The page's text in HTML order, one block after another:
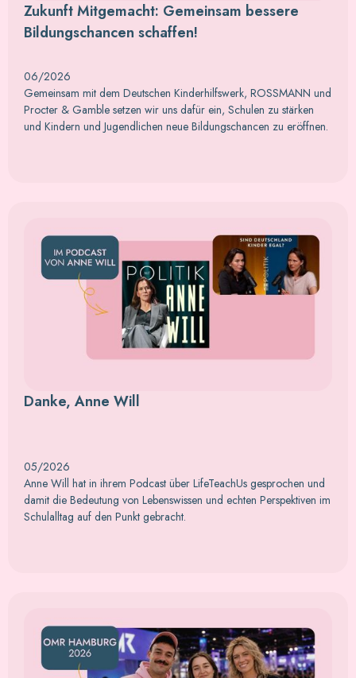
Zukunft Mitgemacht: Gemeinsam bessere
Bildungschancen schaffen!
06/2026
Gemeinsam mit dem Deutschen Kinderhilfswerk, ROSSMANN und
Procter & Gamble setzen wir uns dafür ein, Schulen zu stärken
und Kindern und Jugendlichen neue Bildungschancen zu eröffnen.
Danke, Anne Will
05/2026
Anne Will hat in ihrem Podcast über LifeTeachUs gesprochen und
damit die Bedeutung von Lebenswissen und echten Perspektiven im
Schulalltag auf den Punkt gebracht.